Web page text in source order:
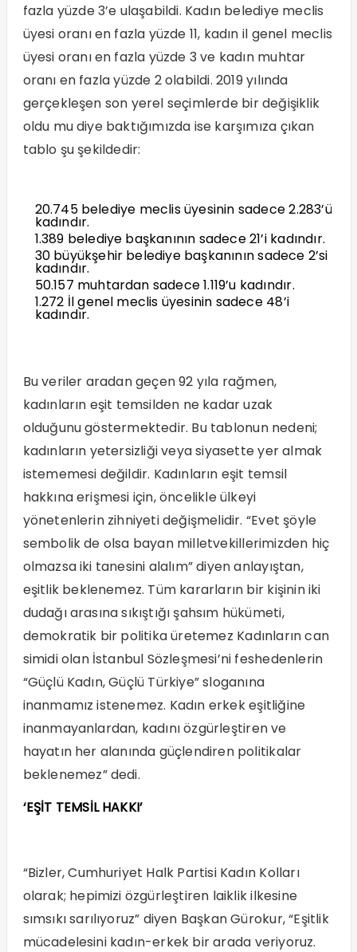
fazla yüzde 3’e ulaşabildi. Kadın belediye meclis
üyesi oranı en fazla yüzde 11, kadın il genel meclis
üyesi oranı en fazla yüzde 3 ve kadın muhtar
oranı en fazla yüzde 2 olabildi. 2019 yılında
gerçekleşen son yerel seçimlerde bir değişiklik
oldu mu diye baktığımızda ise karşımıza çıkan
tablo şu şekildedir:
20.745 belediye meclis üyesinin sadece 2.283’ü
kadındır.
1.389 belediye başkanının sadece 21’i kadındır.
30 büyükşehir belediye başkanının sadece 2’si
kadındır.
50.157 muhtardan sadece 1.119’u kadındır.
1.272 İl genel meclis üyesinin sadece 48’i
kadındır.
Bu veriler aradan geçen 92 yıla rağmen,
kadınların eşit temsilden ne kadar uzak
olduğunu göstermektedir. Bu tablonun nedeni;
kadınların yetersizliği veya siyasette yer almak
istememesi değildir. Kadınların eşit temsil
hakkına erişmesi için, öncelikle ülkeyi
yönetenlerin zihniyeti değişmelidir. “Evet şöyle
sembolik de olsa bayan milletvekillerimizden hiç
olmazsa iki tanesini alalım” diyen anlayıştan,
eşitlik beklenemez. Tüm kararların bir kişinin iki
dudağı arasına sıkıştığı şahsım hükümeti,
demokratik bir politika üretemez Kadınların can
simidi olan İstanbul Sözleşmesi’ni feshedenlerin
“Güçlü Kadın, Güçlü Türkiye” sloganına
inanmamız istenemez. Kadın erkek eşitliğine
inanmayanlardan, kadını özgürleştiren ve
hayatın her alanında güçlendiren politikalar
beklenemez” dedi.
‘EŞİT TEMSİL HAKKI’
“Bizler, Cumhuriyet Halk Partisi Kadın Kolları
olarak; hepimizi özgürleştiren laiklik ilkesine
sımsıkı sarılıyoruz” diyen Başkan Gürokur, “Eşitlik
mücadelesini kadın-erkek bir arada veriyoruz.